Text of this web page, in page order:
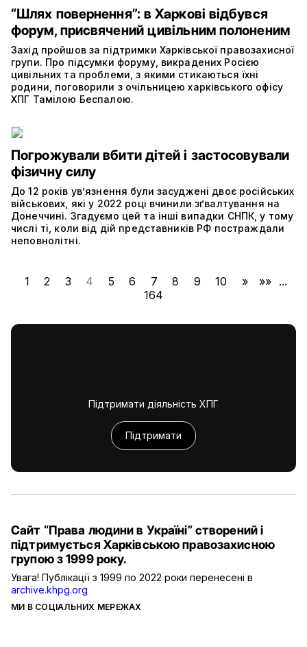
“Шлях повернення”: в Харкові відбувся
форум, присвячений цивільним полоненим
Захід пройшов за підтримки Харківської правозахисної
групи. Про підсумки форуму, викрадених Росією
цивільних та проблеми, з якими стикаються їхні
родини, поговорили з очільницею харківського офісу
ХПГ Тамілою Беспалою.
Погрожували вбити дітей і застосовували
фізичну силу
До 12 років увʼязнення були засуджені двоє російських
військових, які у 2022 році вчинили зґвалтування на
Донеччині. Згадуємо цей та інші випадки СНПК, у тому
числі ті, коли від дій представників РФ постраждали
неповнолітні.
1 2 3 4 5 6 7 8 9 10 » »» ...
164
Підтримати діяльність ХПГ
Підтримати
МИ В СОЦІАЛЬНИХ МЕРЕЖАХ
Сайт “Права людини в Україні” створений і
підтримується Харківською правозахисною
групою з 1999 року.
Увага! Публікації з 1999 по 2022 роки перенесені в
archive.khpg.org